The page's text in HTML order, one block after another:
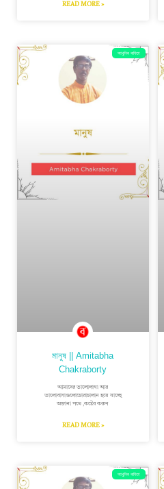
READ MORE »
আধুনিক কবিতা
মানুষ || Amitabha
Chakraborty
আমাদের ভালোলাগা আর
ভালোবাসাগুলোচোরাচালান হয়ে যাচ্ছে
অজানা পথে ,কষ্টের করুণ
READ MORE »
আধুনিক কবিতা